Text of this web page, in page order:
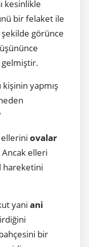
kesinlikle
bir felaket ile
görünce
gelmiştir.
yapmış
ovalar
elleri
hareketini
yani ani
bir